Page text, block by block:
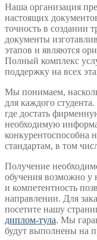
Наша организация
настоящих
точность в создании
документы
этапов и являются
Полный комплекс
поддержку на всех
Мы понимаем,
для каждого
где достать
необходимую
конкурентоспособна
стандартам, в том
Получение
обучения возможно у
и компетентность
направлении. Для
посетите нашу
диплом-тула. Мы
будут выполнены на